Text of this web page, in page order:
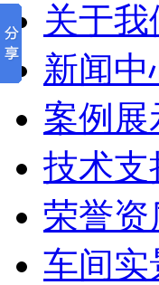
关于我
新闻中
案例展
技术支
荣誉资
车间实